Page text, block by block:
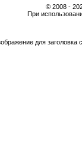
© 2008 -
При
для